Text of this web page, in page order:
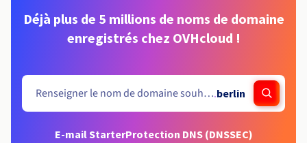
Déjà plus de 5 millions de noms de domaine
enregistrés chez OVHcloud !
.berlin
E-mail StarterProtection DNS (DNSSEC)